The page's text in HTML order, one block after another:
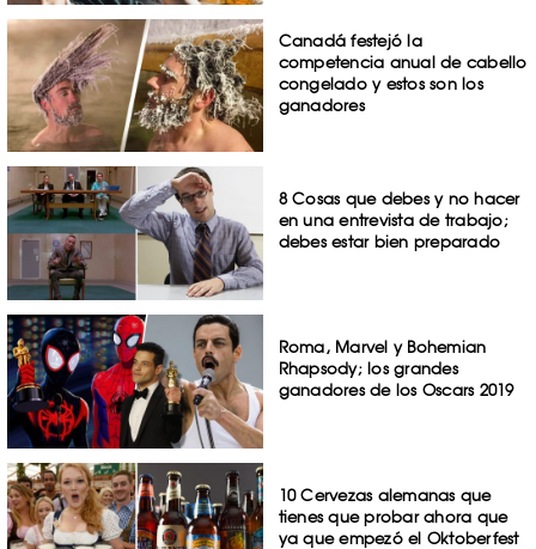
Canadá festejó la
competencia anual de cabello
congelado y estos son los
ganadores
8 Cosas que debes y no hacer
en una entrevista de trabajo;
debes estar bien preparado
Roma, Marvel y Bohemian
Rhapsody; los grandes
ganadores de los Oscars 2019
10 Cervezas alemanas que
tienes que probar ahora que
ya que empezó el Oktoberfest